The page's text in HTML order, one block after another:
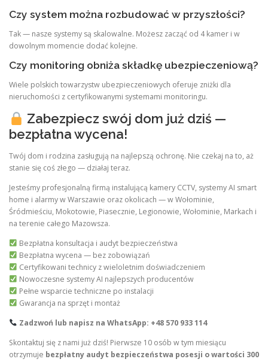
Czy system można rozbudować w przyszłości?
Tak — nasze systemy są skalowalne. Możesz zacząć od 4 kamer i w
dowolnym momencie dodać kolejne.
Czy monitoring obniża składkę ubezpieczeniową?
Wiele polskich towarzystw ubezpieczeniowych oferuje zniżki dla
nieruchomości z certyfikowanymi systemami monitoringu.
Zabezpiecz swój dom już dziś —
bezpłatna wycena!
Twój dom i rodzina zasługują na najlepszą ochronę. Nie czekaj na to, aż
stanie się coś złego — działaj teraz.
Jesteśmy profesjonalną firmą instalującą kamery CCTV, systemy AI smart
home i alarmy w Warszawie oraz okolicach — w Wołominie,
Śródmieściu, Mokotowie, Piasecznie, Legionowie, Wołominie, Markach i
na terenie całego Mazowsza.
Bezpłatna konsultacja i audyt bezpieczeństwa
Bezpłatna wycena — bez zobowiązań
Certyfikowani technicy z wieloletnim doświadczeniem
Nowoczesne systemy AI najlepszych producentów
Pełne wsparcie techniczne po instalacji
Gwarancja na sprzęt i montaż
Zadzwoń lub napisz na WhatsApp: +48 570 933 114
Skontaktuj się z nami już dziś! Pierwsze 10 osób w tym miesiącu
otrzymuje bezpłatny audyt bezpieczeństwa posesji o wartości 300